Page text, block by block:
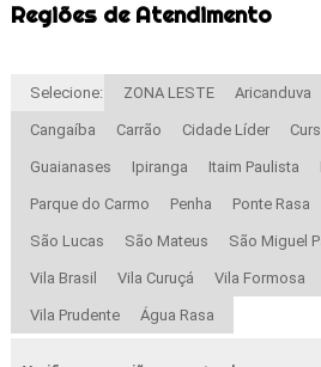
Regiões de Atendimento
Selecione: ZONA LESTE Aricanduva
Cangaíba Carrão Cidade Líder
Guaianases Ipiranga Itaim Paulista
Parque do Carmo Penha Ponte Rasa
São Lucas São Mateus São Miguel
Vila Brasil Vila Curuçá Vila Formosa
Vila Prudente Água Rasa